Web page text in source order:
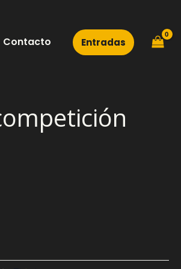
Contacto Entradas